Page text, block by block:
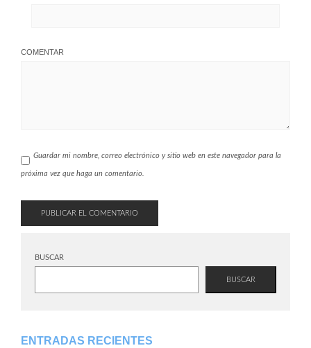
COMENTAR
Guardar mi nombre, correo electrónico y sitio web en este navegador para la
próxima vez que haga un comentario.
BUSCAR
BUSCAR
ENTRADAS RECIENTES